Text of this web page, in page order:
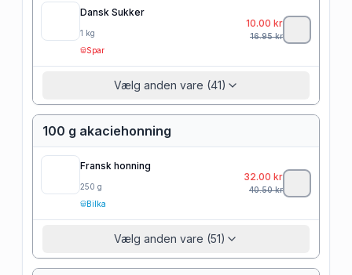
Dansk Sukker
1 kg
Spar
10.00 kr
16.95kr
Vælg anden vare (41)
100 g akaciehonning
Fransk honning
250 g
Bilka
32.00 kr
40.50kr
Vælg anden vare (51)